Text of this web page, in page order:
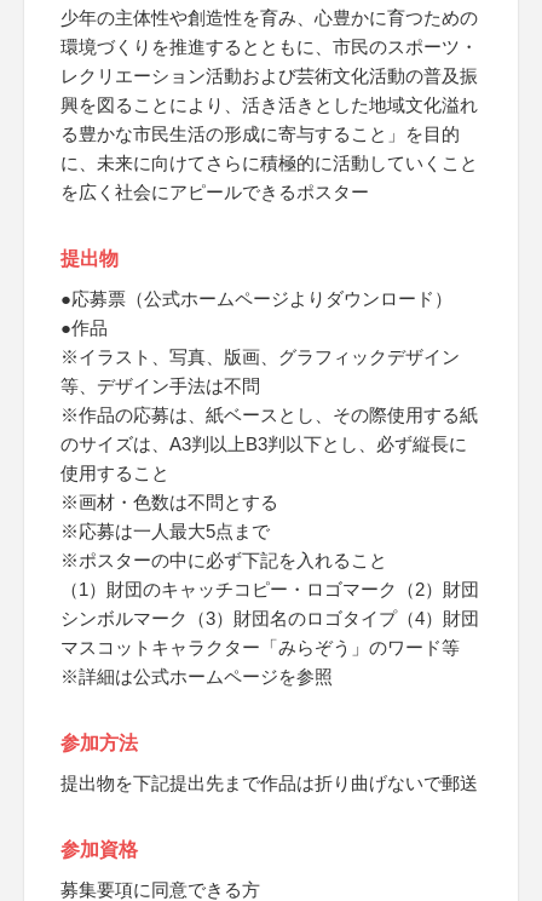
少年の主体性や創造性を育み、心豊かに育つための
環境づくりを推進するとともに、市民のスポーツ・
レクリエーション活動および芸術文化活動の普及振
興を図ることにより、活き活きとした地域文化溢れ
る豊かな市民生活の形成に寄与すること」を目的
に、未来に向けてさらに積極的に活動していくこと
を広く社会にアピールできるポスター
提出物
●応募票（公式ホームページよりダウンロード）
●作品
※イラスト、写真、版画、グラフィックデザイン
等、デザイン手法は不問
※作品の応募は、紙ベースとし、その際使用する紙
のサイズは、A3判以上B3判以下とし、必ず縦長に
使用すること
※画材・色数は不問とする
※応募は一人最大5点まで
※ポスターの中に必ず下記を入れること
（1）財団のキャッチコピー・ロゴマーク（2）財団
シンボルマーク（3）財団名のロゴタイプ（4）財団
マスコットキャラクター「みらぞう」のワード等
※詳細は公式ホームページを参照
参加方法
提出物を下記提出先まで作品は折り曲げないで郵送
参加資格
募集要項に同意できる方